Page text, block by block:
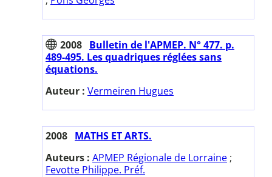
2008 Bulletin de l'APMEP. N° 477. p.
489-495. Les quadriques réglées sans
équations.
Auteur : Vermeiren Hugues
2008 MATHS ET ARTS.
Auteurs : APMEP Régionale de Lorraine ;
Fevotte Philippe. Préf.